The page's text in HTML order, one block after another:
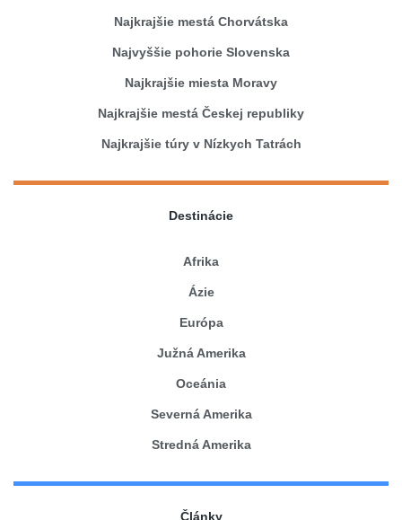
Najkrajšie mestá Chorvátska
Najvyššie pohorie Slovenska
Najkrajšie miesta Moravy
Najkrajšie mestá Českej republiky
Najkrajšie túry v Nízkych Tatrách
Destinácie
Afrika
Ázie
Európa
Južná Amerika
Oceánia
Severná Amerika
Stredná Amerika
Články